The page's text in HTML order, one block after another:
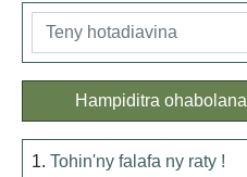
Hampiditra ohabolana
1. Tohin'ny falafa ny raty !